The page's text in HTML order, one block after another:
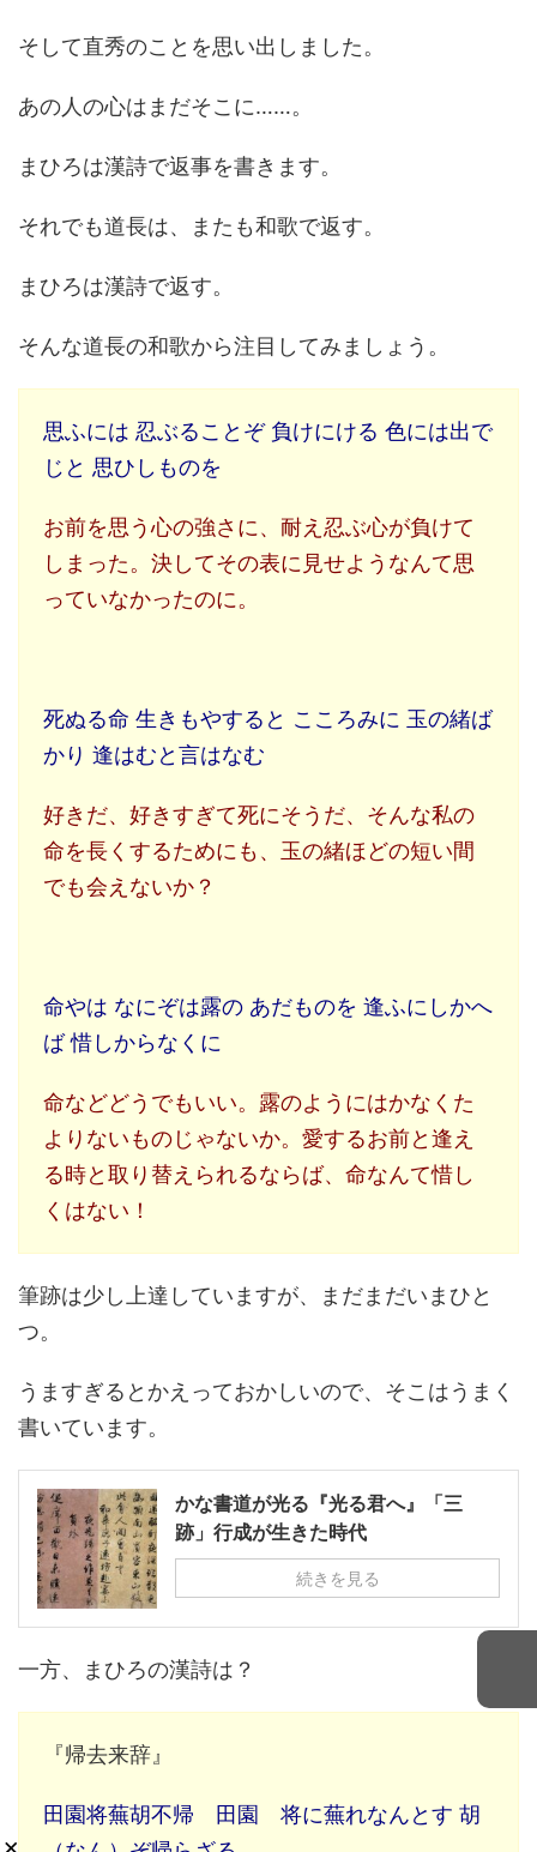
そして直秀のことを思い出しました。
あの人の心はまだそこに……。
まひろは漢詩で返事を書きます。
それでも道長は、またも和歌で返す。
まひろは漢詩で返す。
そんな道長の和歌から注目してみましょう。
思ふには 忍ぶることぞ 負けにける 色には出で
じと 思ひしものを
お前を思う心の強さに、耐え忍ぶ心が負けて
しまった。決してその表に見せようなんて思
っていなかったのに。
死ぬる命 生きもやすると こころみに 玉の緒ば
かり 逢はむと言はなむ
好きだ、好きすぎて死にそうだ、そんな私の
命を長くするためにも、玉の緒ほどの短い間
でも会えないか？
命やは なにぞは露の あだものを 逢ふにしかへ
ば 惜しからなくに
命などどうでもいい。露のようにはかなくた
よりないものじゃないか。愛するお前と逢え
る時と取り替えられるならば、命なんて惜し
くはない！
筆跡は少し上達していますが、まだまだいまひと
つ。
うますぎるとかえっておかしいので、そこはうまく
書いています。
かな書道が光る『光る君へ』「三
跡」行成が生きた時代
続きを見る
一方、まひろの漢詩は？
『帰去来辞』
田園将蕪胡不帰 田園 将に蕪れなんとす 胡